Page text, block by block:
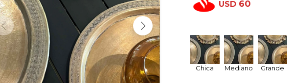
USD 60
Chica Mediano Grande